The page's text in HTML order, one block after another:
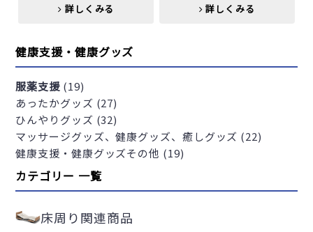
詳しくみる 詳しくみる
詳しくみる
健康支援・健康グッズ
服薬支援 (19)
あったかグッズ (27)
ひんやりグッズ (32)
マッサージグッズ、健康グッズ、癒しグッズ (22)
健康支援・健康グッズその他 (19)
カテゴリー 一覧
床周り関連商品